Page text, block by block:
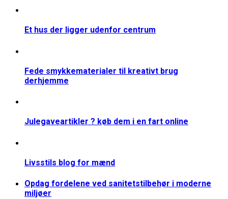
Et hus der ligger udenfor centrum
Fede smykkematerialer til kreativt brug
derhjemme
Julegaveartikler ? køb dem i en fart online
Livsstils blog for mænd
Opdag fordelene ved sanitetstilbehør i moderne
miljøer